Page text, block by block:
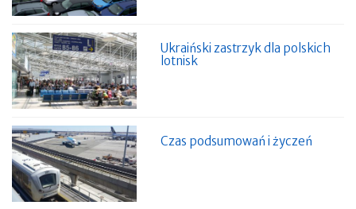
Ukraiński zastrzyk dla polskich
lotnisk
Czas podsumowań i życzeń